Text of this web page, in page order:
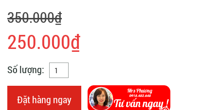
350.000₫
250.000₫
Số lượng:
Đặt hàng ngay